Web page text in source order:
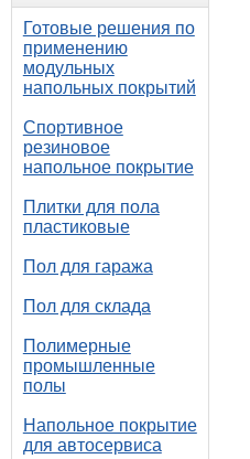
Готовые решения по
применению
модульных
напольных покрытий
Спортивное
резиновое
напольное покрытие
Плитки для пола
пластиковые
Пол для гаража
Пол для склада
Полимерные
промышленные
полы
Напольное покрытие
для автосервиса